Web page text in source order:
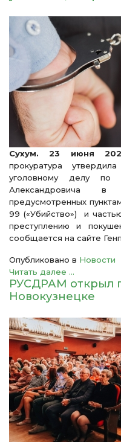
Сухум. 23 июня
прокуратура
уголовному делу по
Александровича в
предусмотренных
99 («Убийство») и
преступлению и
сообщается на сайте
Опубликовано в Новости
Читать далее ...
РУСДРАМ открыл
Новокузнецке